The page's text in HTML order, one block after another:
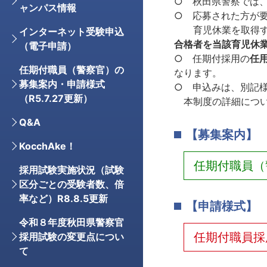
○ 応募された方が要
育児休業を取得す
合格者を当該育児休
○ 任期付採用の任
なります。
○ 申込みは、別記様
本制度の詳細につ
【募集案内】
任期付職員
【申請様式
任期付職員
ャンパス情報
インターネット受験申込
（電子申請）
任期付職員（警察官）の
募集案内・申請様式
（R5.7.27更新）
Q&A
KocchAke！
採用試験実施状況（試験
区分ごとの受験者数、倍
率など）R8.8.5更新
令和８年度秋田県警察官
採用試験の変更点につい
て